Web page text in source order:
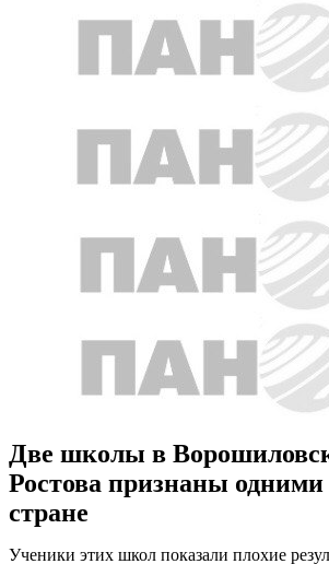
Две школы в
Ростова признаны
стране
Ученики этих школ показали плохие